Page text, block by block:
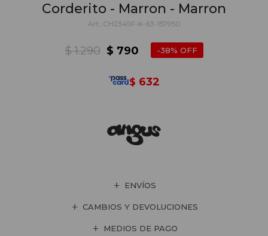
Corderito - Marron - Marron
CH2349F-K-63-157950
$ 790
$ 1.290 38
$ 632
ENVÍOS
CAMBIOS Y DEVOLUCIONES
MEDIOS DE PAGO